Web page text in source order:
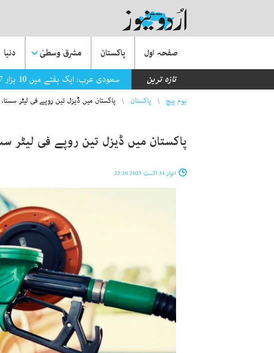
صفحہ اول پاکستان مشرق وسطیٰ دنیا
تازہ ترین
سعودی عرب: ایک ہفتے میں 10 ہزار 827 غیرقانونی تارکین کو واپس بھیجا گیا
You are here
ہوم پیچ پاکستان پاکستان میں ڈیزل تین روپے فی لیٹر
پاکستان میں ڈیزل تین روپے فی لیٹر
اتوار 31 اگست 2025 22:20